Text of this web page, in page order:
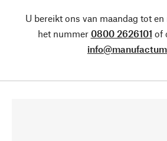
U bereikt ons van maandag tot
het nummer 0800 2626101 of